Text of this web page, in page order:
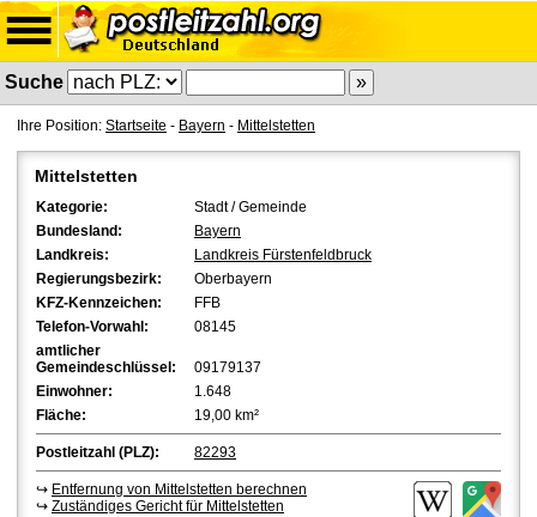
Suche
Ihre Position: Startseite - Bayern - Mittelstetten
Mittelstetten
Kategorie:
Stadt / Gemeinde
Bundesland:
Bayern
Landkreis:
Landkreis Fürstenfeldbruck
Regierungsbezirk:
Oberbayern
KFZ-Kennzeichen:
FFB
Telefon-Vorwahl:
08145
amtlicher
Gemeindeschlüssel:
09179137
Einwohner:
1.648
Fläche:
19,00 km²
Postleitzahl (PLZ): 82293
↪ Entfernung von Mittelstetten berechnen
↪ Zuständiges Gericht für Mittelstetten